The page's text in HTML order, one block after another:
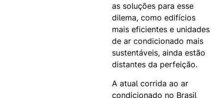
as soluções para esse
dilema, como edifícios
mais eficientes e unidades
de ar condicionado mais
sustentáveis, ainda estão
distantes da perfeição.
A atual corrida ao ar
condicionado no Brasil